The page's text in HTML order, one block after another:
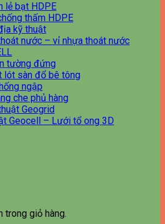
lẻ bạt HDPE
thấm HDPE
kỹ thuật
nước – vỉ nhựa thoát nước
tường đứng
lót sàn đổ bê tông
ngập
che phủ hàng
Geogrid
Geocell – Lưới tổ ong 3D
trong giỏ hàng.